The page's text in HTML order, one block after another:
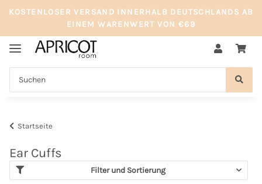
KOSTENLOSER VERSAND INNERHALB DEUTSCHLANDS AB
EINEM WARENWERT VON €69
Startseite
Ear Cuffs
Filter und Sortierung